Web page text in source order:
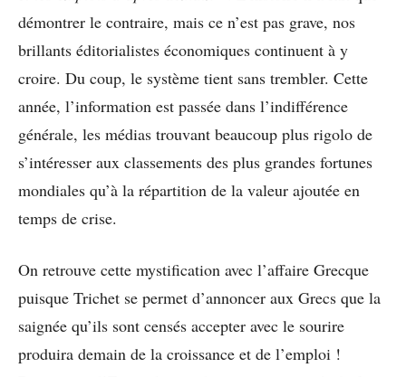
démontrer le contraire, mais ce n’est pas grave, nos
brillants éditorialistes économiques continuent à y
croire. Du coup, le système tient sans trembler. Cette
année, l’information est passée dans l’indifférence
générale, les médias trouvant beaucoup plus rigolo de
s’intéresser aux classements des plus grandes fortunes
mondiales qu’à la répartition de la valeur ajoutée en
temps de crise.
On retrouve cette mystification avec l’affaire Grecque
puisque Trichet se permet d’annoncer aux Grecs que la
saignée qu’ils sont censés accepter avec le sourire
produira demain de la croissance et de l’emploi !